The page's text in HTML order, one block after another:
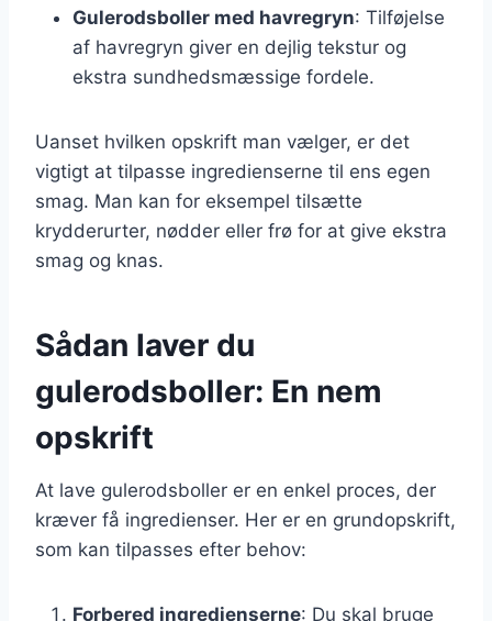
Gulerodsboller med havregryn: Tilføjelse
af havregryn giver en dejlig tekstur og
ekstra sundhedsmæssige fordele.
Uanset hvilken opskrift man vælger, er det
vigtigt at tilpasse ingredienserne til ens egen
smag. Man kan for eksempel tilsætte
krydderurter, nødder eller frø for at give ekstra
smag og knas.
Sådan laver du
gulerodsboller: En nem
opskrift
At lave gulerodsboller er en enkel proces, der
kræver få ingredienser. Her er en grundopskrift,
som kan tilpasses efter behov:
Forbered ingredienserne: Du skal bruge